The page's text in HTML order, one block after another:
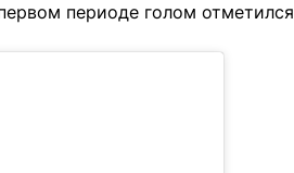
периоде голом